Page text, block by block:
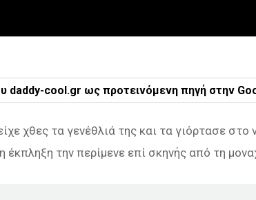
daddy-cool.gr ως προτεινόμενη πηγή στην
χθες τα γενέθλιά της και τα γιόρτασε στο
έκπληξη την περίμενε επί σκηνής από τη